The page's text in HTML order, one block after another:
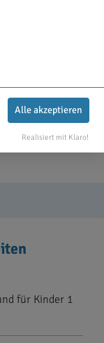
einer
über 500
für Kinder 1
Alle akzeptieren
Realisiert mit Klaro!